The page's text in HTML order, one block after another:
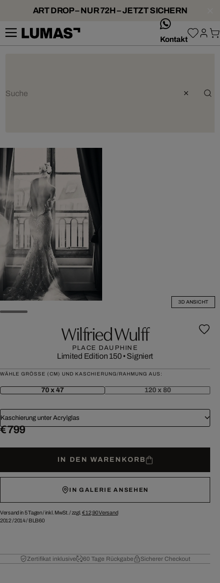
ART DROP – NUR 72H – JETZT SICHERN
Kontakt
3D ANSICHT
Wilfried Wulff
PLACE DAUPHINE
Limited Edition 150• Signiert
WÄHLE GRÖSSE (CM) UND KASCHIERUNG/RAHMUNG AUS:
70 x 47 120 x 80
Kaschierung unter Acrylglas
€ 799
IN DEN WARENKORB
IN GALERIE ANSEHEN
Versand in 5 Tagen /inkl. MwSt. / zzgl. € 12,90Versand
2012/2014/ BLB60
Zertifikat inklusive 60 Tage Rückgabe Sicherer Checkout